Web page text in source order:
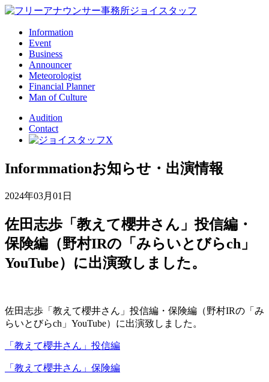
Information
Event
Business
Announcer
Meteorologist
Financial Planner
Man of Culture
Audition
Contact
Informmationお知らせ・出演情報
2024年03月01日
佐田志歩「教えて櫻井さん」投信編・
保険編（野村IRの「みらいとびらch」
YouTube）に出演致しました。
佐田志歩「教えて櫻井さん」投信編・保険編（野村IRの「み
らいとびらch」YouTube）に出演致しました。
「教えて櫻井さん」投信編
「教えて櫻井さん」保険編